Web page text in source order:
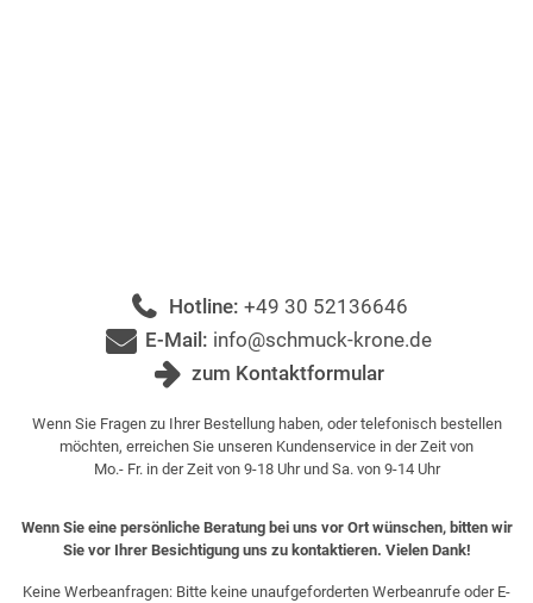
Hotline: +49 30 52136646
E-Mail: info@schmuck-krone.de
zum Kontaktformular
Wenn Sie Fragen zu Ihrer Bestellung haben, oder telefonisch bestellen
möchten, erreichen Sie unseren Kundenservice in der Zeit von
Mo.- Fr. in der Zeit von 9-18 Uhr und Sa. von 9-14 Uhr
Wenn Sie eine persönliche Beratung bei uns vor Ort wünschen, bitten wir
Sie vor Ihrer Besichtigung uns zu kontaktieren. Vielen Dank!
Keine Werbeanfragen: Bitte keine unaufgeforderten Werbeanrufe oder E-